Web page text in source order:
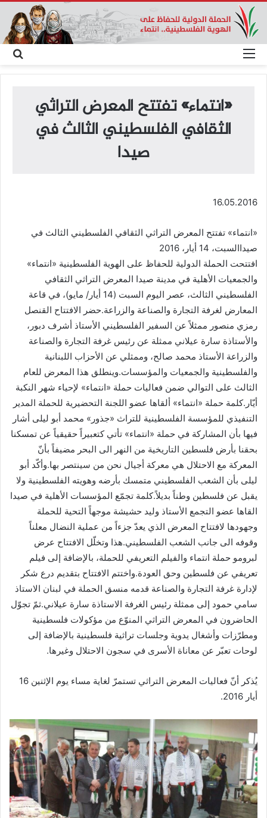
عن
القائمة
«انتماء» تفتتح المعرض التراثي
الثقافي الفلسطيني الثالث في
صيدا
16.05.2016
«انتماء» تفتتح المعرض التراثي الثقافي الفلسطيني الثالث في
صيداالسبت، 14 أيار، 2016
افتتحت الحملة الدولية للحفاظ على الهوية الفلسطينية «انتماء»
والجمعيات الأهلية في مدينة صيدا المعرض التراثي الثقافي
الفلسطيني الثالث، عصر اليوم السبت (14 أيار/ مايو)، في قاعة
المعارض لغرفة التجارة والصناعة والزراعة.حضر الافتتاح القنصل
رمزي منصور ممثلاً عن السفير الفلسطيني الأستاذ أشرف دبور،
والأستاذة سارة عيلاني ممثلة عن رئيس غرفة التجارة والصناعة
والزراعة الأستاذ محمد صالح، وممثلي عن الأحزاب اللبنانية
والفلسطينية والجمعيات والمؤسسات.وينطلق هذا المعرض للعام
الثالث على التوالي ضمن فعاليات حملة «انتماء» لإحياء شهر النكبة
أيّار.كلمة حملة «انتماء» ألقاها عضو اللجنة التحضيرية للحملة المدير
التنفيذي للمؤسسة الفلسطينية للتراث «جذور» محمد أبو ليلى أشار
فيها بأن المشاركة في حملة «انتماء» تأتي كتعبيراً حقيقياً عن تمسكنا
بحقنا بأرض فلسطين التاريخية من النهر الى البحر مضيفاً بأنّ
المعركة مع الاحتلال هي معركة أجيال نحن من سينتصر بها.وأكّد أبو
ليلى بأن الشعب الفلسطيني متمسك بأرضه وهويته الفلسطينية ولا
يقبل عن فلسطين وطناً بديلاً.كلمة تجمّع المؤسسات الأهلية في صيدا
القاها عضو التجمع الأستاذ وليد حشيشة موجهاً التحية للحملة
وجهودها لافتتاح المعرض الذي يعدّ جزءاً من عملية النضال معلناً
وقوفه الى جانب الشعب الفلسطيني.هذا وتخلّل الافتتاح عرض
لبرومو حملة انتماء والفيلم التعريفي للحملة، بالإضافة إلى فيلم
تعريفي عن فلسطين وحق العودة.واختتم الافتتاح بتقديم درع شكر
لإدارة غرفة التجارة والصناعة قدمه منسق الحملة في لبنان الاستاذ
سامي حمود إلى ممثلة رئيس الغرفة الاستاذة سارة عيلاني.ثمّ تجوّل
الحاضرون في المعرض التراثي المنوّع من مؤكولات فلسطينية
ومطرّزات وأشغال يدوية وجلسات تراثية فلسطينية بالإضافة إلى
لوحات تعبّر عن معاناة الأسرى في سجون الاحتلال وغيرها.
يُذكر أنّ فعاليات المعرض التراثي تستمرّ لغاية مساء يوم الإثنين 16
أيار 2016.